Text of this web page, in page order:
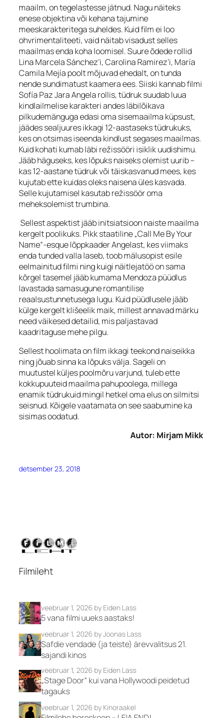
maailm, on tegelastesse jätnud. Nagu näiteks
enese objektina või kehana tajumine
meeskarakteritega suheldes. Kuid film ei loo
ohvrimentaliteeti, vaid näitab visadust selles
maailmas enda koha loomisel. Suure õdede rollid
Lina Marcela Sánchez’i, Carolina Ramirez’i, María
Camila Mejía poolt mõjuvad ehedalt, on tunda
nende sundimatust kaamera ees. Siiski kannab filmi
Sofía Paz Jara Angela rollis, tüdruk suudab luua
kindlailmelise karakteri andes läbilõikava
pilkudemänguga edasi oma sisemaailma küpsust,
jäädes sealjuures ikkagi 12-aastaseks tüdrukuks,
kes on otsimas iseenda kindlust segases maailmas.
Kuid kohati kumab läbi režissööri isiklik uudishimu.
Jääb häguseks, kes lõpuks naiseks olemist uurib –
kas 12-aastane tüdruk või täiskasvanud mees, kes
kujutab ette kuidas oleks naisena üles kasvada.
Selle kujutamisel kasutab režissöör oma
meheksolemist trumbina.
Sellest aspektist jääb initsiatsioon naiste maailma
kergelt poolikuks. Pikk staatiline „Call Me By Your
Name“-esquelõppkaader Angelast, kes viimaks
enda tunded valla laseb, toob mälusopist esile
eelmainitud filmi ning kuigi näitlejatöö on sama
kõrgel tasemel jääb kumama Mendoza püüdlus
lavastada samasugune romantilise
reaalsustunnetusega lugu. Kuid püüdlusele jääb
külge kergelt klišeelik maik, millest annavad märku
need väikesed detailid, mis paljastavad
kaadritaguse mehe pilgu.
Sellest hoolimata on film ikkagi teekond naiseikka
ning jõuab sinna ka lõpuks välja. Sageli on
muutustel küljes poolmõru varjund, tuleb ette
kokkupuuteid maailma pahupoolega, millega
enamik tüdrukuid mingil hetkel oma elus on silmitsi
seisnud. Kõigele vaatamata on see saabumine ka
sisimas oodatud.
Autor: Mirjam Mikk
detsember 23, 2018
Filmileht
veebruar 1, 2026 by Eiden Lass
5 vana filmi uueks aastaks!
veebruar 1, 2026 by Joonas Lass
Safdie vendade (ja teiste) ärevvalitsus 21.
sajandi kinos
veebruar 1, 2026 by Eiden Lass
„Stage Door“ kui vana Hollywoodi peidetud
tagauks
veebruar 1, 2026 by Kinoraakel